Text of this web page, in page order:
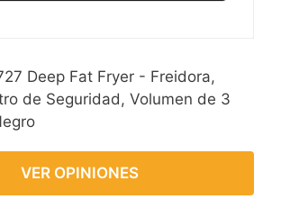
Deep Fat Fryer - Freidora,
de Seguridad, Volumen de 3
VER OPINIONES